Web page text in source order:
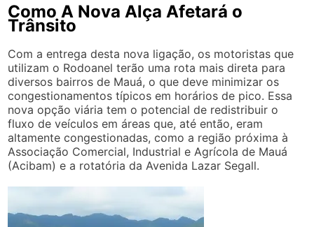
Como A Nova Alça Afetará o
Trânsito
Com a entrega desta nova ligação, os motoristas que
utilizam o Rodoanel terão uma rota mais direta para
diversos bairros de Mauá, o que deve minimizar os
congestionamentos típicos em horários de pico. Essa
nova opção viária tem o potencial de redistribuir o
fluxo de veículos em áreas que, até então, eram
altamente congestionadas, como a região próxima à
Associação Comercial, Industrial e Agrícola de Mauá
(Acibam) e a rotatória da Avenida Lazar Segall.